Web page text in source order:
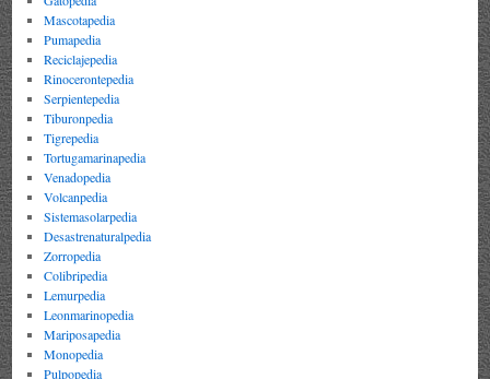
Mascotapedia
Pumapedia
Reciclajepedia
Rinocerontepedia
Serpientepedia
Tiburonpedia
Tigrepedia
Tortugamarinapedia
Venadopedia
Volcanpedia
Sistemasolarpedia
Desastrenaturalpedia
Zorropedia
Colibripedia
Lemurpedia
Leonmarinopedia
Mariposapedia
Monopedia
Pulpopedia